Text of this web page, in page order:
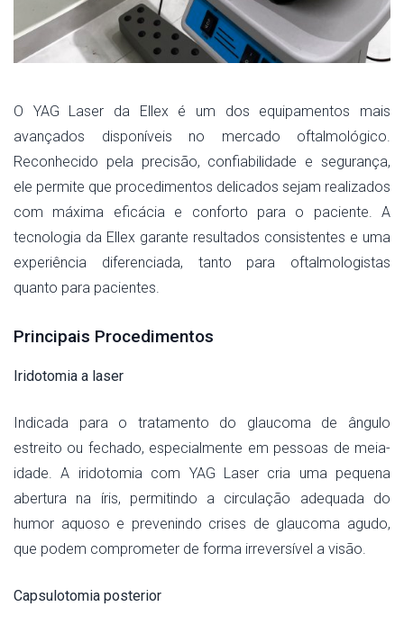
O YAG Laser da Ellex é um dos equipamentos mais
avançados disponíveis no mercado oftalmológico.
Reconhecido pela precisão, confiabilidade e segurança,
ele permite que procedimentos delicados sejam realizados
com máxima eficácia e conforto para o paciente. A
tecnologia da Ellex garante resultados consistentes e uma
experiência diferenciada, tanto para oftalmologistas
quanto para pacientes.
Principais Procedimentos
Iridotomia a laser
Indicada para o tratamento do glaucoma de ângulo
estreito ou fechado, especialmente em pessoas de meia-
idade. A iridotomia com YAG Laser cria uma pequena
abertura na íris, permitindo a circulação adequada do
humor aquoso e prevenindo crises de glaucoma agudo,
que podem comprometer de forma irreversível a visão.
Capsulotomia posterior